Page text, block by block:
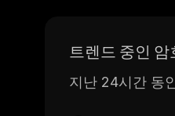
트렌드 중인 암
지난 24시간 동